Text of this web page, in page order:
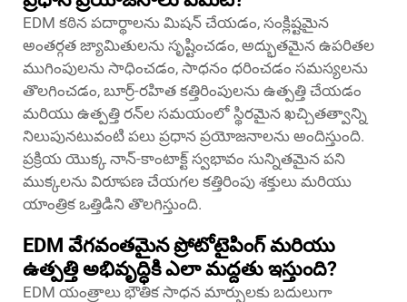
EDM కఠిన పదార్థాలను మిషన్ చేయడం, సంక్లిష్టమైన
అంతర్గత జ్యామితులను సృష్టించడం, అద్భుతమైన ఉపరితల
ముగింపులను సాధించడం, సాధనం ధరించడం సమస్యలను
తొలగించడం, బూర్ర్-రహిత కత్తిరింపులను ఉత్పత్తి చేయడం
మరియు ఉత్పత్తి రన్‌ల సమయంలో స్థిరమైన ఖచ్చితత్వాన్ని
నిలుపునటువంటి పలు ప్రధాన ప్రయోజనాలను అందిస్తుంది.
ప్రక్రియ యొక్క నాన్-కాంటాక్ట్ స్వభావం సున్నితమైన పని
ముక్కలను విరూపణ చేయగల కత్తిరింపు శక్తులు మరియు
యాంత్రిక ఒత్తిడిని తొలగిస్తుంది.
EDM వేగవంతమైన ప్రోటోటైపింగ్ మరియు
ఉత్పత్తి అభివృద్ధికి ఎలా మద్దతు ఇస్తుంది?
EDM యంత్రాలు భౌతిక సాధన మార్పులకు బదులుగా